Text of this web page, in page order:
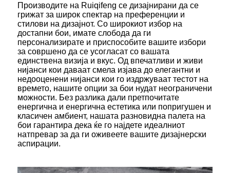
Производите на Ruiqifeng се дизајнирани да се
грижат за широк спектар на преференции и
стилови на дизајнот. Со широкиот избор на
достапни бои, имате слобода да ги
персонализирате и приспособите вашите избори
за совршено да се усогласат со вашата
единствена визија и вкус. Од впечатливи и живи
нијанси кои даваат смела изјава до елегантни и
недооценени нијанси кои го издржуваат тестот на
времето, нашите опции за бои нудат неограничени
можности. Без разлика дали претпочитате
енергична и енергична естетика или попригушен и
класичен амбиент, нашата разновидна палета на
бои гарантира дека ќе го најдете идеалниот
натпревар за да ги оживеете вашите дизајнерски
аспирации.